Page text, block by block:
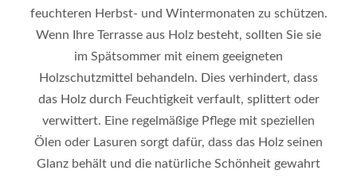
feuchteren Herbst- und Wintermonaten zu schützen.
Wenn Ihre Terrasse aus Holz besteht, sollten Sie sie
im Spätsommer mit einem geeigneten
Holzschutzmittel behandeln. Dies verhindert, dass
das Holz durch Feuchtigkeit verfault, splittert oder
verwittert. Eine regelmäßige Pflege mit speziellen
Ölen oder Lasuren sorgt dafür, dass das Holz seinen
Glanz behält und die natürliche Schönheit gewahrt